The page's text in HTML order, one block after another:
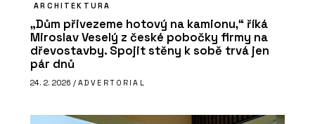
ARCHITEKTURA
„Dům přivezeme hotový na kamionu,“ říká
Miroslav Veselý z české pobočky firmy na
dřevostavby. Spojit stěny k sobě trvá jen
pár dnů
24. 2. 2026 / ADVERTORIAL